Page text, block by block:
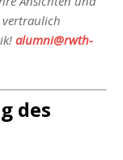
vertraulich
alumni@rwth-
des